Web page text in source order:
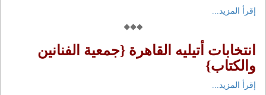
إقرأ المزيد...
انتخابات أتيليه القاهرة {جمعية الفنانين
والكتاب}
إقرأ المزيد...